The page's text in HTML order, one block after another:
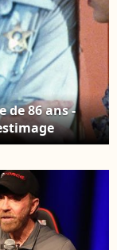
de 86 ans -